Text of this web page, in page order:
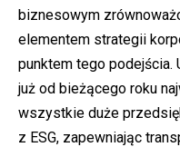
biznesowym
elementem strategii
punktem tego podejścia.
już od bieżącego roku
wszystkie duże
z ESG, zapewniając